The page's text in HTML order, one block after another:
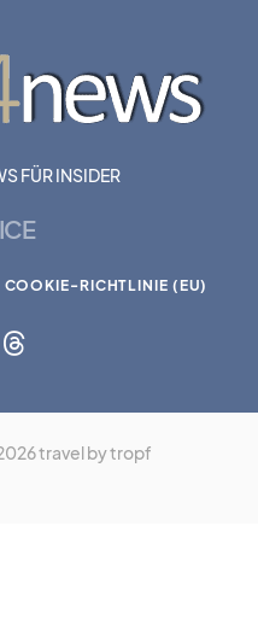
FÜR INSIDER
COOKIE-RICHTLINIE (EU)
travel by tropf